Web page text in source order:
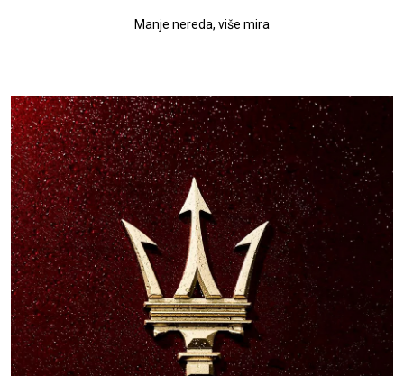
Manje nereda, više mira